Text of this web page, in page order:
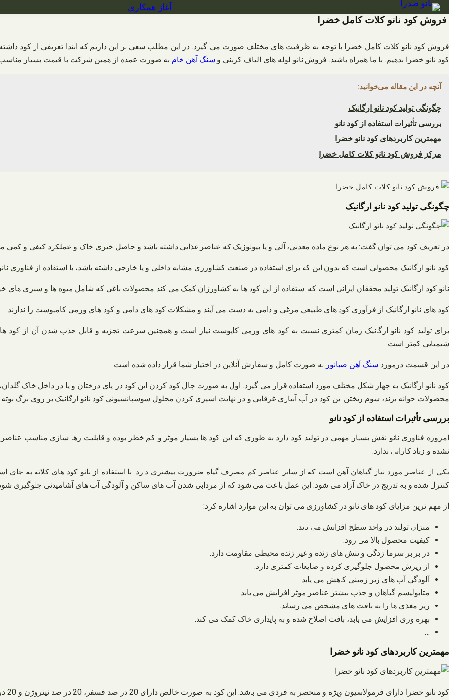
رفتن
به
آغاز همکاری
فروش کود نانو کلات کامل خضرا
فروش کود نانو کلات کامل خضرا با توجه به ظرفیت های مختلف صورت می گیرد. در این مطلب سعی بر این داریم که ابتدا تعریفی از کود داشته
کود نانو خضرا بدهیم. با ما همراه باشید. فروش نانو لوله های الیاف کربنی و سنگ آهن خام به صورت عمده از همین شرکت با قیمت بسیار
آنچه در این مقاله می‌خوانید:
چگونگی تولید کود نانو ارگانیک
بررسی تأثیرات استفاده از کود نانو
مهمترین کاربردهای کود نانو خضرا
مرکز فروش کود نانو کلات کامل خضرا
چگونگی تولید کود نانو ارگانیک
در تعریف کود می توان گفت: به هر نوع ماده معدنی، آلی و یا بیولوژیک که عناصر غذایی داشته باشد و حاصل خیزی خاک و عملکرد کیفی و کمی
کود نانو ارگانیک محصولی است که بدون این که برای استفاده در صنعت کشاورزی مشابه داخلی و یا خارجی داشته باشد، با استفاده از فناوری
نانو کود ارگانیک تولید محققان ایرانی است که استفاده از این کود ها به کشاورزان کمک می کند محصولات باغی که شامل میوه ها و سبزی
کود های نانو ارگانیک از فرآوری کود های طبیعی مرغی و دامی به دست می آیند و مشکلات کود های دامی و کود های ورمی کامپوست را ندارند.
برای تولید کود نانو ارگانیک زمان کمتری نسبت به کود های ورمی کاپوست نیاز است و همچنین سرعت تجزیه و قابل جذب شدن آن از کود
شیمیایی کمتر است.
در این قسمت درمورد سنگ آهن صبانور به صورت کامل و سفارش آنلاین در اختیار شما قرار داده شده است.
کود نانو ارگانیک به چهار شکل مختلف مورد استفاده قرار می گیرد. اول به صورت چال کود کردن این کود در پای درختان و یا در داخل خاک
محصولات جوانه بزند، سوم ریختن این کود در آب آبیاری غرقابی و در نهایت اسپری کردن محلول سوسپانسیونی کود نانو ارگانیک بر روی برگ بوته
بررسی تأثیرات استفاده از کود نانو
امروزه فناوری نانو نقش بسیار مهمی در تولید کود دارد به طوری که این کود ها بسیار موثر و کم خطر بوده و قابلیت رها سازی مناسب
نشده و زیاد کارایی ندارد.
یکی از عناصر مورد نیاز گیاهان آهن است که از سایر عناصر کم مصرف گیاه ضرورت بیشتری دارد. با استفاده از نانو کود های کلاته به
کنترل شده و به تدریج در خاک آزاد می شود. این عمل باعث می شود که از مردابی شدن آب های ساکن و آلودگی آب های آشامیدنی جلوگیری
از مهم ترین مزایای کود های نانو در کشاورزی می توان به این موارد اشاره کرد:
میزان تولید در واحد سطح افزایش می یابد.
کیفیت محصول بالا می رود.
در برابر سرما زدگی و تنش های زنده و غیر زنده محیطی مقاومت دارد.
از ریزش محصول جلوگیری کرده و ضایعات کمتری دارد.
آلودگی آب های زیر زمینی کاهش می یابد.
متابولیسم گیاهان و جذب بیشتر عناصر موثر افزایش می یابد.
ریز مغذی ها را به بافت های مشخص می رساند.
بهره وری افزایش می یابد، بافت اصلاح شده و به پایداری خاک کمک می کند.
…
مهمترین کاربردهای کود نانو خضرا
کود